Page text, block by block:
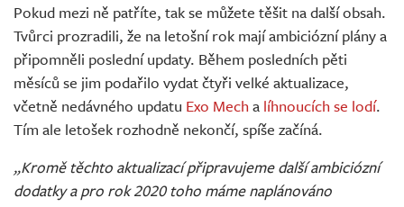
Pokud mezi ně patříte, tak se můžete těšit na další obsah.
Tvůrci prozradili, že na letošní rok mají ambiciózní plány a
připomněli poslední updaty. Během posledních pěti
měsíců se jim podařilo vydat čtyři velké aktualizace,
včetně nedávného updatu Exo Mech a líhnoucích se lodí.
Tím ale letošek rozhodně nekončí, spíše začíná.
„Kromě těchto aktualizací připravujeme další ambiciózní
dodatky a pro rok 2020 toho máme naplánováno